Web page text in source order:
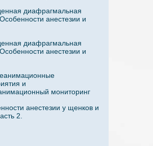
диафрагмальная
анестезии и
диафрагмальная
анестезии и
и
мониторинг
анестезии у щенков и
2.